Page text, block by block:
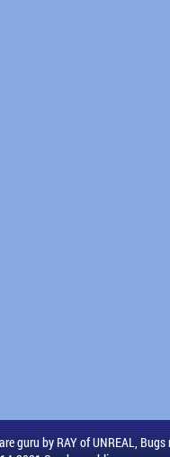
guru by RAY of UNREAL,